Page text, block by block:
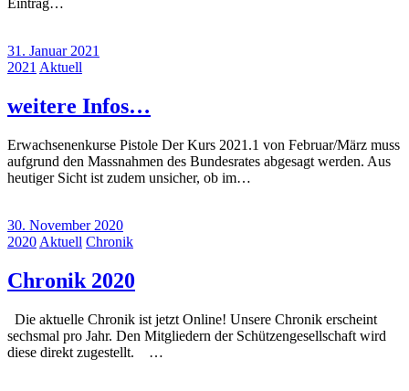
Eintrag…
31. Januar 2021
2021 Aktuell
weitere Infos…
Erwachsenenkurse Pistole Der Kurs 2021.1 von Februar/März muss
aufgrund den Massnahmen des Bundesrates abgesagt werden. Aus
heutiger Sicht ist zudem unsicher, ob im…
30. November 2020
2020 Aktuell Chronik
Chronik 2020
Die aktuelle Chronik ist jetzt Online! Unsere Chronik erscheint
sechsmal pro Jahr. Den Mitgliedern der Schützengesellschaft wird
diese direkt zugestellt. …